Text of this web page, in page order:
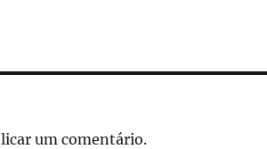
um comentário.